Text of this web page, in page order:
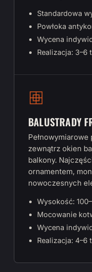
Standardowa
Powłoka
Wycena
Realizacja: 3–6
BALUSTRADY
zewnątrz okien
balkony.
ornamentem,
nowoczesnych
Wysokość:
Mocowanie
Wycena
Realizacja: 4–6